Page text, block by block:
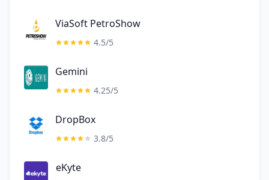
ViaSoft PetroShow
4.5/5
Gemini
4.25/5
DropBox
3.8/5
eKyte